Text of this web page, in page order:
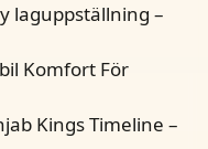
laguppställning –
Komfort För
Kings Timeline –